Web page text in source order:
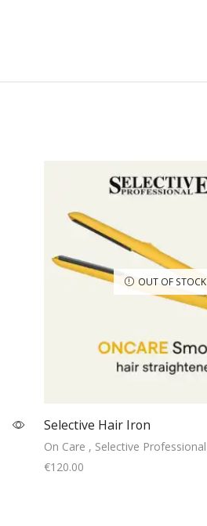
OUT OF STOCK
Selective Hair Iron
On Care , Selective Professional
€120.00